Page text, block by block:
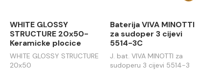
WHITE GLOSSY
STRUCTURE 20x50-
Keramicke plocice
WHITE GLOSSY STRUCTURE
20x50
Baterija VIVA MINOTTI
za sudoper 3 cijevi
5514-3C
J. bat. VIVA MINOTTI za
sudoperu 3 cijevi 5514-3